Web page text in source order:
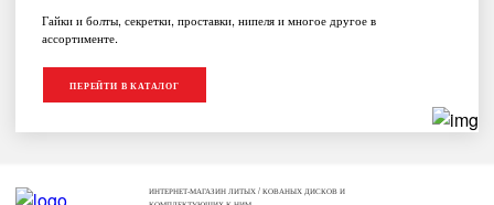
Гайки и болты, секретки, проставки, нипеля и многое другое в
ассортименте.
ПЕРЕЙТИ В КАТАЛОГ
ИНТЕРНЕТ-МАГАЗИН ЛИТЫХ / КОВАНЫХ ДИСКОВ И